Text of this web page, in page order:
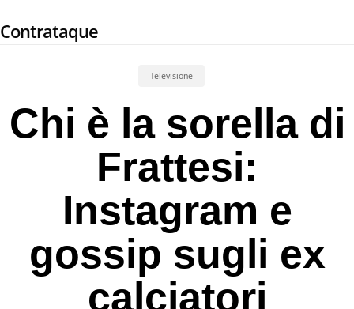
to
Contrataque
Televisione
Chi è la sorella di
Frattesi:
Instagram e
gossip sugli ex
calciatori